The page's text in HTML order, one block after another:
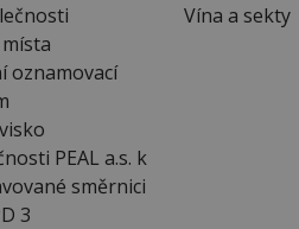
oznamovací
PEAL a.s. k
směrnici
3
Vína a sekty